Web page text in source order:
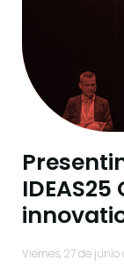
viernes, 27 de